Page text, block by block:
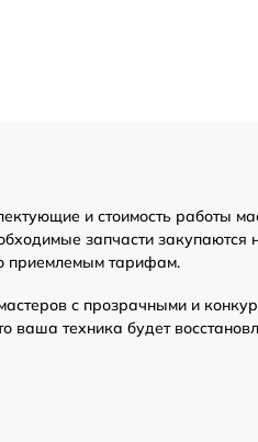
и стоимость работы
запчасти
приемлемым тарифам.
с прозрачными и
техника будет